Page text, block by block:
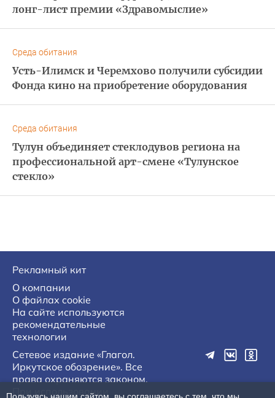
лонг-лист премии «Здравомыслие»
Среда обитания
Усть-Илимск и Черемхово получили субсидии
Фонда кино на приобретение оборудования
Среда обитания
Тулун объединяет стеклодувов региона на
профессиональной арт-смене «Тулунское
стекло»
Рекламный кит
О компании
О файлах cookie
На сайте используются
рекомендательные
технологии
Сетевое издание «Глагол.
Иркутское обозрение». Все
права охраняются законом.
При использовании